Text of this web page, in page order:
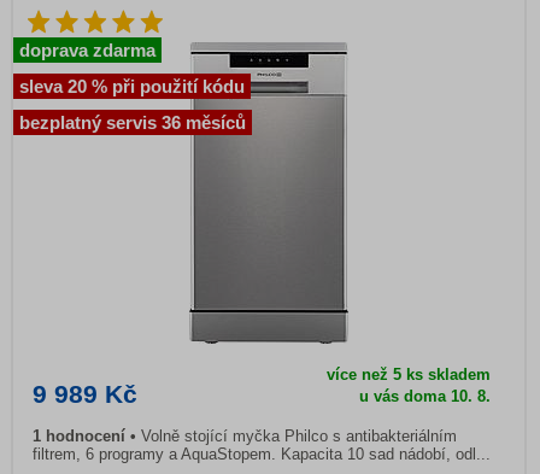
9 989 Kč
více než 5 ks skladem
u vás doma 10. 8.
1 hodnocení
Volně stojící myčka Philco s antibakteriálním
filtrem, 6 programy a AquaStopem. Kapacita 10 sad nádobí, odl...
doprava zdarma
sleva 20 % při použití kódu
bezplatný servis 36 měsíců